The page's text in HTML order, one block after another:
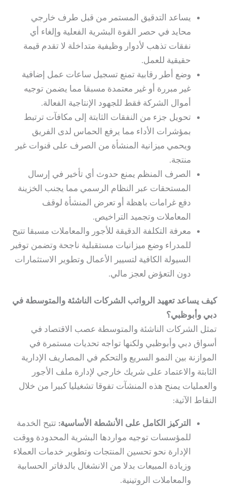
يساعد التدقيق المستمر من قبل طرف خارجي
محايد في حصر القوة البشرية الفعلية وإلغاء أي
نفقات تذهب لأدوار وظيفية متداخلة لا تقدم قيمة
حقيقية للعمل.
وضع أطر رقابية تمنع تسجيل ساعات عمل إضافية
غير مبررة أو غير معتمدة مسبقا مما يضمن توجيه
أموال الشركة فقط للجهود الإنتاجية الفعالة.
تحويل جزء من النفقات الثابتة إلى مكافآت ترتبط
بمؤشرات الأداء مما يرفع الحماس لدى الفريق
ويحمي ميزانية المنشأة من الصرف على قنوات غير
منتجة.
الصرف المنظم يمنع حدوث أي تأخير في إرسال
المستحقات عبر النظام الرسمي مما يجنب الخزينة
دفع غرامات باهظة أو تعرض المنشأة لوقف
المعاملات وتجميد التراخيص.
معرفة التكلفة الدقيقة للأجور والمعاملات مسبقا تتيح
للمدراء وضع ميزانيات مستقبلية ناجحة وتضمن توفير
السيولة الكافية لتسيير الأعمال وتطوير الاستثمارات
دون التعؤض لعجز مالي.
كيف يساعد تعهيد الرواتب الشركات الناشئة والمتوسطة في
دبي وأبوظبي؟
تمثل الشركات الناشئة والمتوسطة عصب الاقتصاد في
أسواق دبي وأبوظبي ولكنها تواجه تحديات مستمرة في
الموازنة بين النمو السريع والتحكم في المصاريف الإدارية
الثابتة والاعتماد على شريك خارجي لإدارة ملف الأجور
والعمليات يمنح هذه المنشآت تفوقا تشغيليا كبيرا من خلال
النقاط الآتية:
التركيز الكامل على الأنشطة الأساسية: تتيح الخدمة
للمؤسسات توجيه مواردها البشرية المحدودة ووقت
الإدارة نحو تحسين المنتجات وتطوير خدمات العملاء
وزيادة المبيعات بدلا من الانشغال بالدفاتر الحسابية
والمعاملات الروتينية.